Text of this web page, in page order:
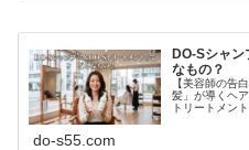
DO-Sシャ
なもの？
【美容師の告
髪」が導くヘ
トリートメン
do-s55.com